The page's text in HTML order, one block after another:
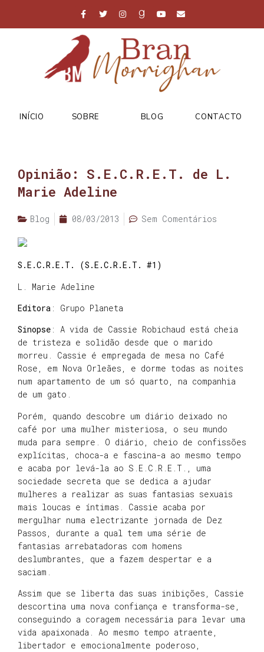
INÍCIO SOBRE BLOG CONTACTO
Opinião: S.E.C.R.E.T. de L.
Marie Adeline
Blog 08/03/2013 Sem Comentários
S.E.C.R.E.T. (S.E.C.R.E.T. #1)
L. Marie Adeline
Editora : Grupo Planeta
Sinopse : A vida de Cassie Robichaud está cheia
de tristeza e solidão desde que o marido
morreu. Cassie é empregada de mesa no Café
Rose, em Nova Orleães, e dorme todas as noites
num apartamento de um só quarto, na companhia
de um gato.
Porém, quando descobre um diário deixado no
café por uma mulher misteriosa, o seu mundo
muda para sempre. O diário, cheio de confissões
explícitas, choca-a e fascina-a ao mesmo tempo
e acaba por levá-la ao S.E.C.R.E.T., uma
sociedade secreta que se dedica a ajudar
mulheres a realizar as suas fantasias sexuais
mais loucas e íntimas. Cassie acaba por
mergulhar numa electrizante jornada de Dez
Passos, durante a qual tem uma série de
fantasias arrebatadoras com homens
deslumbrantes, que a fazem despertar e a
saciam.
Assim que se liberta das suas inibições, Cassie
descortina uma nova confiança e transforma-se,
conseguindo a coragem necessária para levar uma
vida apaixonada. Ao mesmo tempo atraente,
libertador e emocionalmente poderoso,